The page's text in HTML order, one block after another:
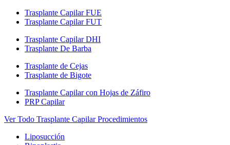
Trasplante Capilar FUE
Trasplante Capilar FUT
Trasplante Capilar DHI
Trasplante De Barba
Trasplante de Cejas
Trasplante de Bigote
Trasplante Capilar con Hojas de Záfiro
PRP Capilar
Ver Todo Trasplante Capilar Procedimientos
Liposucción